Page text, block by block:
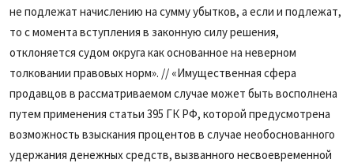
не подлежат начислению на сумму убытков, а если и подлежат,
то с момента вступления в законную силу решения,
отклоняется судом округа как основанное на неверном
толковании правовых норм». // «Имущественная сфера
продавцов в рассматриваемом случае может быть восполнена
путем применения статьи 395 ГК РФ, которой предусмотрена
возможность взыскания процентов в случае необоснованного
удержания денежных средств, вызванного несвоевременной